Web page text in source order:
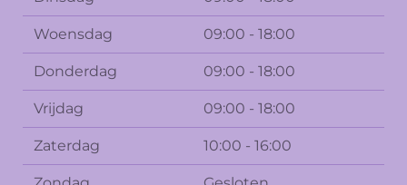
Woensdag 09:00 - 18:00
Donderdag 09:00 - 18:00
Vrijdag 09:00 - 18:00
Zaterdag 10:00 - 16:00